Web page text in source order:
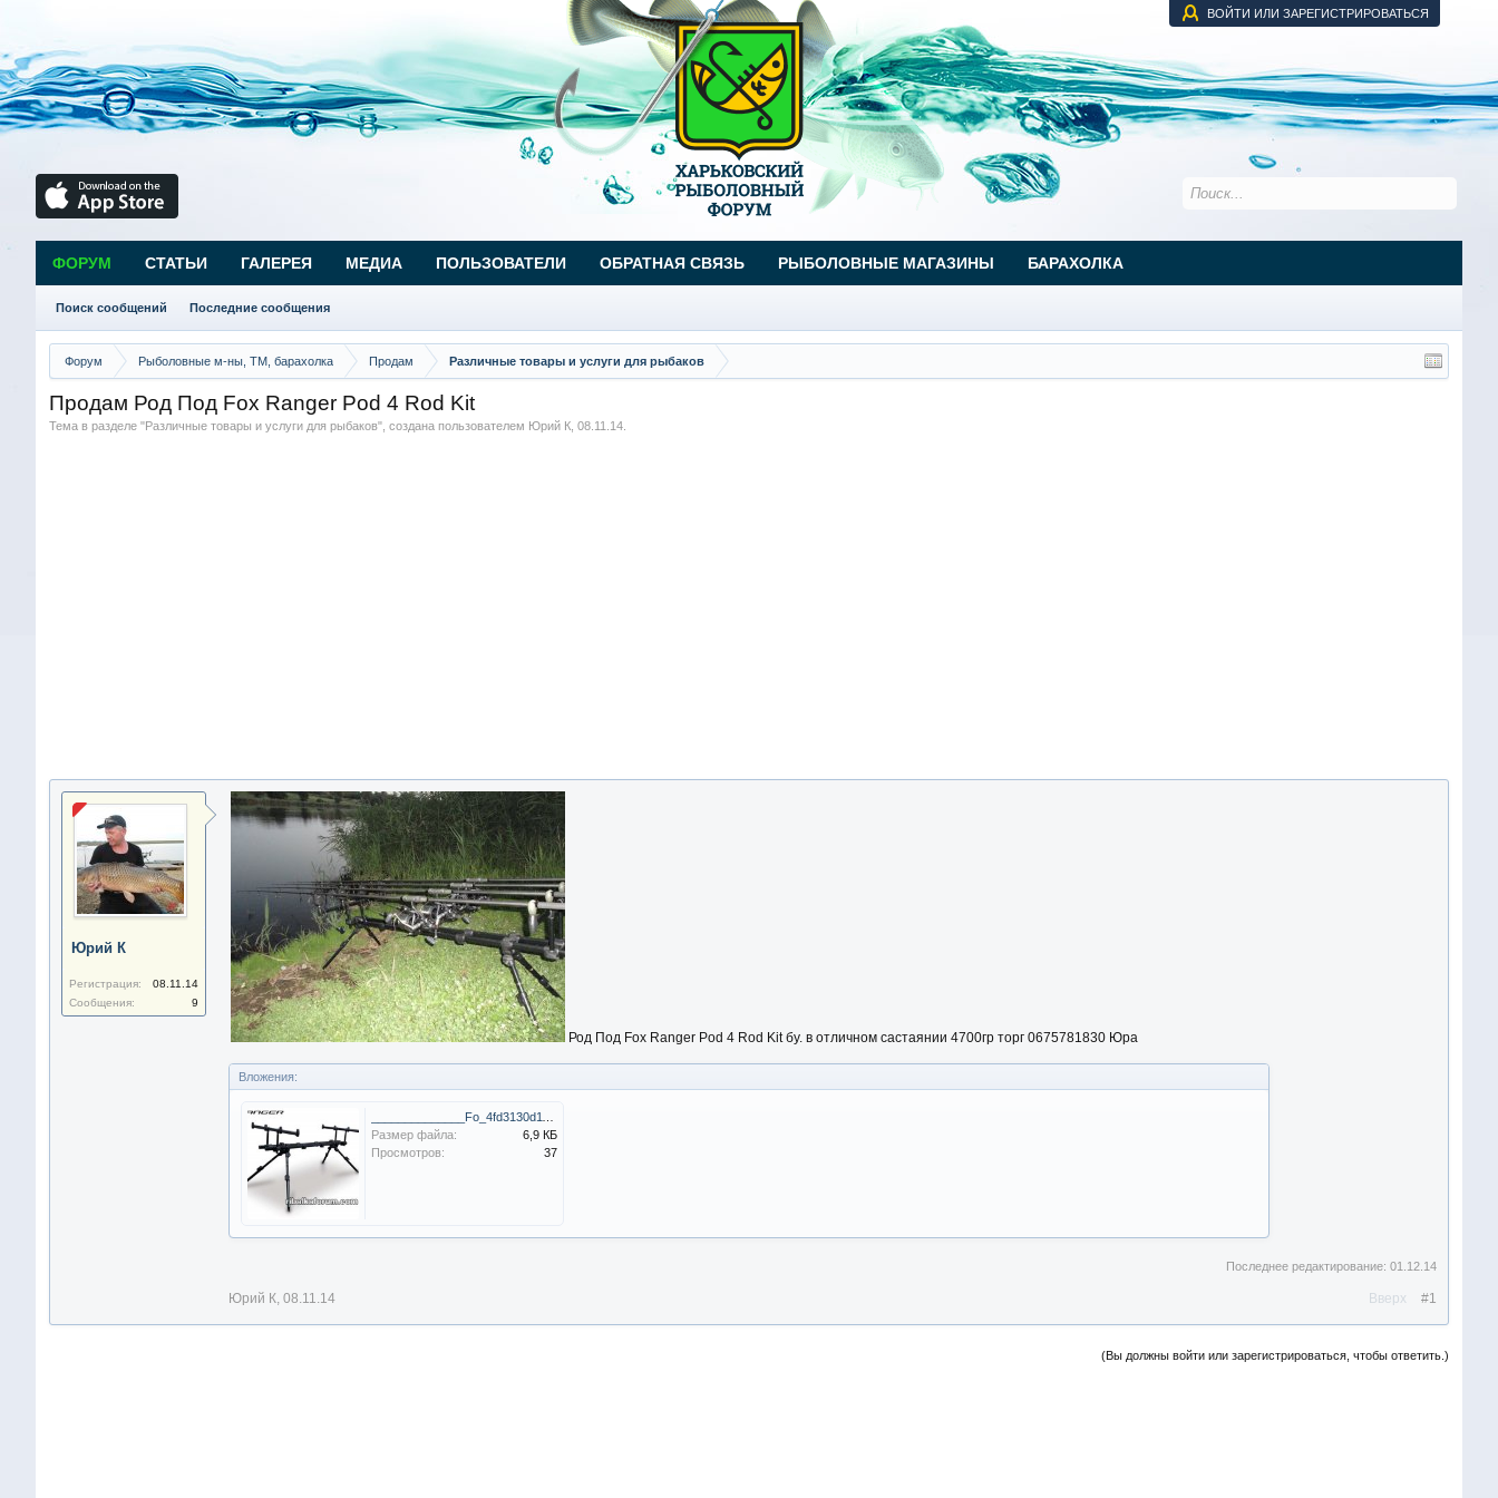
ВОЙТИ ИЛИ ЗАРЕГИСТРИРОВАТЬСЯ
Форум Рыболовные м-ны, ТМ, барахолка Продам Различные товары и услуги для рыбаков
Продам Род Под Fox Ranger Pod 4 Rod Kit
Тема в разделе "Различные товары и услуги для рыбаков", создана пользователем Юрий К, 08.11.14.
Юрий К
Регистрация:
08.11.14
Сообщения:
9
Род Под Fox Ranger Pod 4 Rod Kit бу. в отличном састаянии 4700гр торг 0675781830 Юра
Вложения:
Размер файла:
6,9 КБ
Просмотров:
37
Последнее редактирование:01.12.14
Юрий К, 08.11.14 #1
Вверх
(Вы должны войти или зарегистрироваться, чтобы ответить.)
ФОРУМ
Поиск сообщений Последние сообщения
СТАТЬИ ГАЛЕРЕЯ МЕДИА ПОЛЬЗОВАТЕЛИ ОБРАТНАЯ СВЯЗЬ РЫБОЛОВНЫЕ МАГАЗИНЫ БАРАХОЛКА